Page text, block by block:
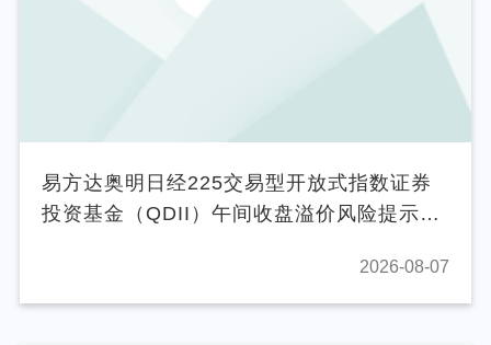
投资顾问
关于我们
我的账户
易方达奥明日经225交易型开放式指数证券
投资基金（QDII）午间收盘溢价风险提示公
2026-08-07